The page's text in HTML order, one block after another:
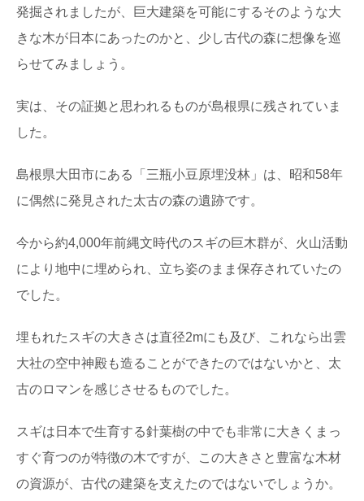
発掘されましたが、巨大建築を可能にするそのような大
きな木が日本にあったのかと、少し古代の森に想像を巡
らせてみましょう。
実は、その証拠と思われるものが島根県に残されていま
した。
島根県大田市にある「三瓶小豆原埋没林」は、昭和58年
に偶然に発見された太古の森の遺跡です。
今から約4,000年前縄文時代のスギの巨木群が、火山活動
により地中に埋められ、立ち姿のまま保存されていたの
でした。
埋もれたスギの大きさは直径2mにも及び、これなら出雲
大社の空中神殿も造ることができたのではないかと、太
古のロマンを感じさせるものでした。
スギは日本で生育する針葉樹の中でも非常に大きくまっ
すぐ育つのが特徴の木ですが、この大きさと豊富な木材
の資源が、古代の建築を支えたのではないでしょうか。